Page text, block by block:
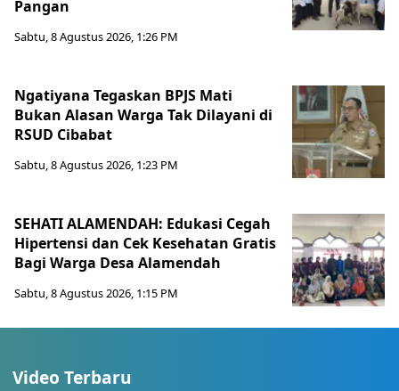
Pangan
Sabtu, 8 Agustus 2026, 1:26 PM
Ngatiyana Tegaskan BPJS Mati
Bukan Alasan Warga Tak Dilayani di
RSUD Cibabat
Sabtu, 8 Agustus 2026, 1:23 PM
SEHATI ALAMENDAH: Edukasi Cegah
Hipertensi dan Cek Kesehatan Gratis
Bagi Warga Desa Alamendah
Sabtu, 8 Agustus 2026, 1:15 PM
Video Terbaru